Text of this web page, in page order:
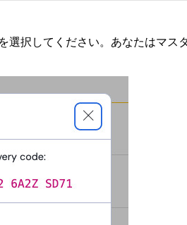
選択してください。あなたはマス